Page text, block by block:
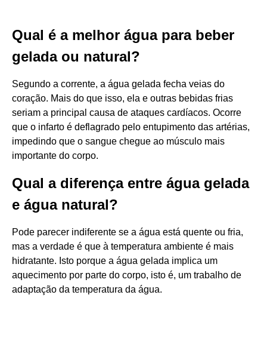
Qual é a melhor água para beber
gelada ou natural?
Segundo a corrente, a água gelada fecha veias do
coração. Mais do que isso, ela e outras bebidas frias
seriam a principal causa de ataques cardíacos. Ocorre
que o infarto é deflagrado pelo entupimento das artérias,
impedindo que o sangue chegue ao músculo mais
importante do corpo.
Qual a diferença entre água gelada
e água natural?
Pode parecer indiferente se a água está quente ou fria,
mas a verdade é que à temperatura ambiente é mais
hidratante. Isto porque a água gelada implica um
aquecimento por parte do corpo, isto é, um trabalho de
adaptação da temperatura da água.